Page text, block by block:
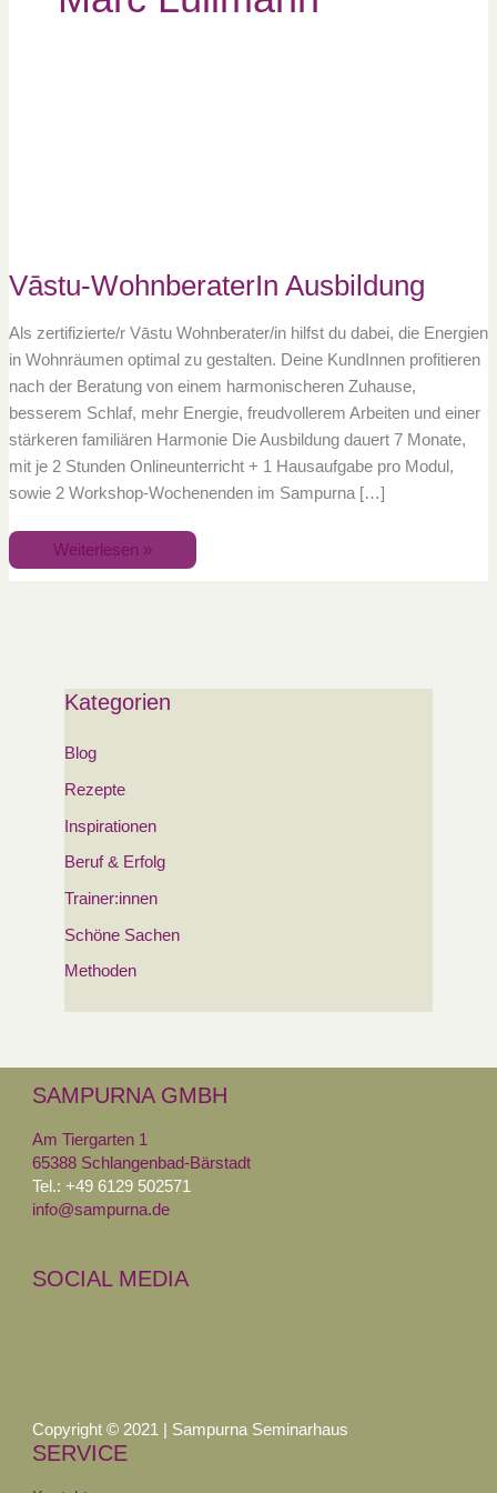
Vāstu-WohnberaterIn Ausbildung
Als zertifizierte/r Vāstu Wohnberater/in hilfst du dabei, die Energien
in Wohnräumen optimal zu gestalten. Deine KundInnen profitieren
nach der Beratung von einem harmonischeren Zuhause,
besserem Schlaf, mehr Energie, freudvollerem Arbeiten und einer
stärkeren familiären Harmonie Die Ausbildung dauert 7 Monate,
mit je 2 Stunden Onlineunterricht + 1 Hausaufgabe pro Modul,
sowie 2 Workshop-Wochenenden im Sampurna […]
Weiterlesen »
Kategorien
Blog
Rezepte
Inspirationen
Beruf & Erfolg
Trainer:innen
Schöne Sachen
Methoden
SAMPURNA GMBH
Am Tiergarten 1
65388 Schlangenbad-Bärstadt
Tel.: +49 6129 502571
info@sampurna.de
SOCIAL MEDIA
Copyright © 2021 | Sampurna Seminarhaus
SERVICE